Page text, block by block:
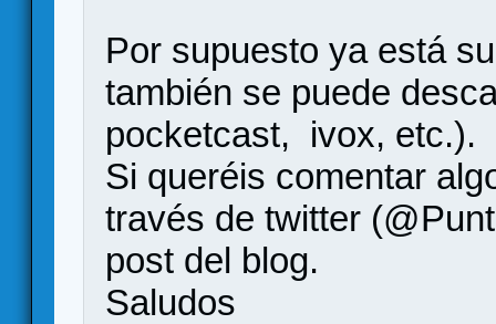
Por supuesto ya está
también se puede
pocketcast, ivox, etc.).
Si queréis comentar
través de twitter
post del blog.
Saludos